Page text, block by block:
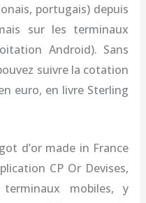
portugais) depuis
sur les terminaux
Android). Sans
suivre la cotation
euro, en livre Sterling
d’or made in France
CP Or Devises,
mobiles, y